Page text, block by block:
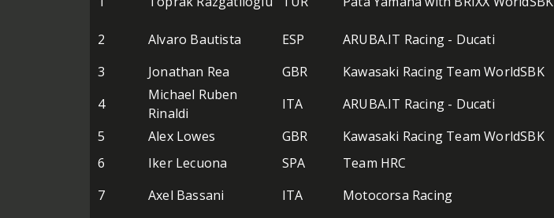
2
Alvaro Bautista ESP ARUBA.IT Racing - Ducati
3
Jonathan Rea GBR Kawasaki Racing Team WorldSBK
4
Michael Ruben
Rinaldi
ITA ARUBA.IT Racing - Ducati
5
Alex Lowes GBR Kawasaki Racing Team WorldSBK
6
Iker Lecuona SPA Team HRC
7
Axel Bassani ITA Motocorsa Racing